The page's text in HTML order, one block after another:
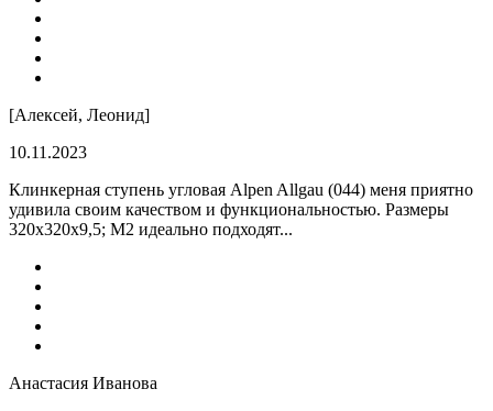
[Алексей, Леонид]
10.11.2023
Клинкерная ступень угловая Alpen Allgau (044) меня приятно
удивила своим качеством и функциональностью. Размеры
320x320x9,5; M2 идеально подходят...
Анастасия Иванова